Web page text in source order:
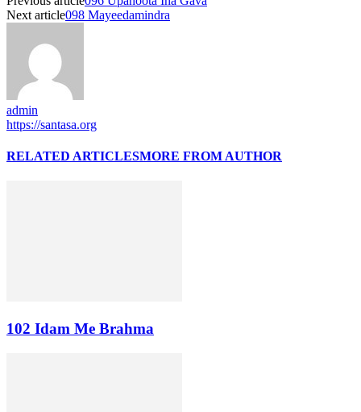
Next article098 Mayeedamindra
admin
https://santasa.org
RELATED ARTICLESMORE FROM AUTHOR
102 Idam Me Brahma